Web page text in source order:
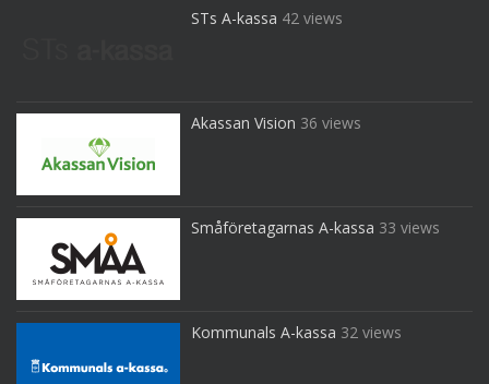
STs A-kassa 42 views
Akassan Vision 36 views
Småföretagarnas A-kassa 33 views
Kommunals A-kassa 32 views